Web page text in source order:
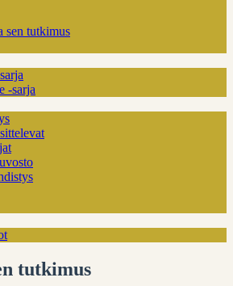
sen tutkimus
-sarja
tutkimus